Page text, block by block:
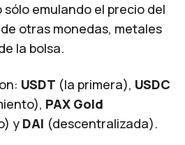
emulando el precio del
otras monedas, metales
la bolsa.
USDT (la primera), USDC
PAX Gold
y DAI (descentralizada).